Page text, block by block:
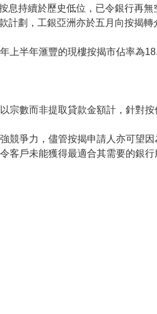
息持續於歷史低位，已令銀行再
計劃，工銀亞洲亦於五月向按揭轉
上半年滙豐的現樓按揭市佔率為
宗數而非提取貸款金額計，針對
競爭力，儘管按揭申請人亦可望
客戶未能獲得最適合其需要的銀行